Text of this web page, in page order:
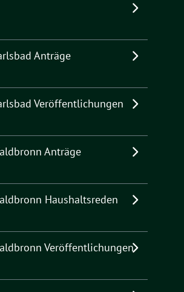
Anträge
Veröffentlichungen
Anträge
Haushaltsreden
Veröffentlichungen